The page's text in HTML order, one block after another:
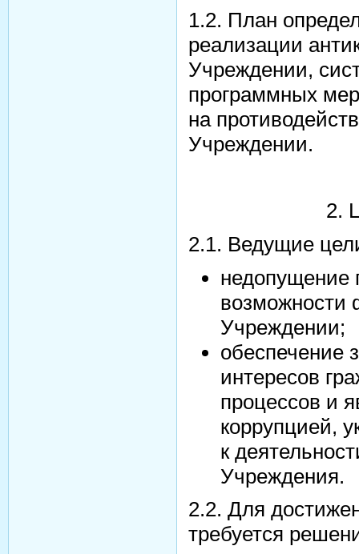
1.2. План
реализации
Учреждении,
программных
на
Учреждении.
2.
2.1. Ведущие
недопущение
возможности
Учреждении;
обеспечение
интересов
процессов и
коррупцией,
к
Учреждения.
2.2. Для
требуется